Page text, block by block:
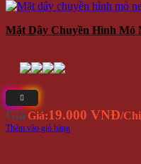
Mặt Dây Chuyền Hình Mỏ
Giá Giá:19.000 VNĐ/
Thêm vào giỏ hàng